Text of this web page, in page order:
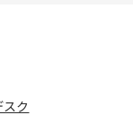
ク